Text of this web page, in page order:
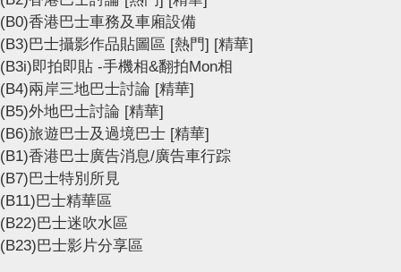
(B0)香港巴士車務及車廂設備
(B3)巴士攝影作品貼圖區 [熱門] [精華]
(B3i)即拍即貼 -手機相&翻拍Mon相
(B4)兩岸三地巴士討論 [精華]
(B5)外地巴士討論 [精華]
(B6)旅遊巴士及過境巴士 [精華]
(B1)香港巴士廣告消息/廣告車行踪
(B7)巴士特別所見
(B11)巴士精華區
(B22)巴士迷吹水區
(B23)巴士影片分享區